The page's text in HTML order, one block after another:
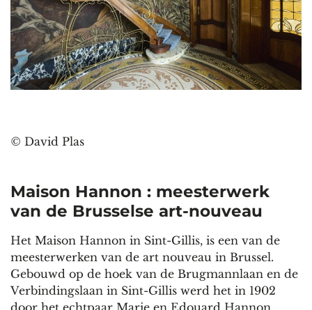
© David Plas
Maison Hannon : meesterwerk
van de Brusselse art-nouveau
Het Maison Hannon in Sint-Gillis, is een van de
meesterwerken van de art nouveau in Brussel.
Gebouwd op de hoek van de Brugmannlaan en de
Verbindingslaan in Sint-Gillis werd het in 1902